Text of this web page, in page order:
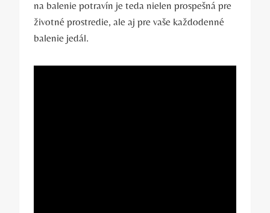
na balenie potravín je teda nielen prospešná pre
životné prostredie, ale aj pre vaše každodenné
balenie jedál.